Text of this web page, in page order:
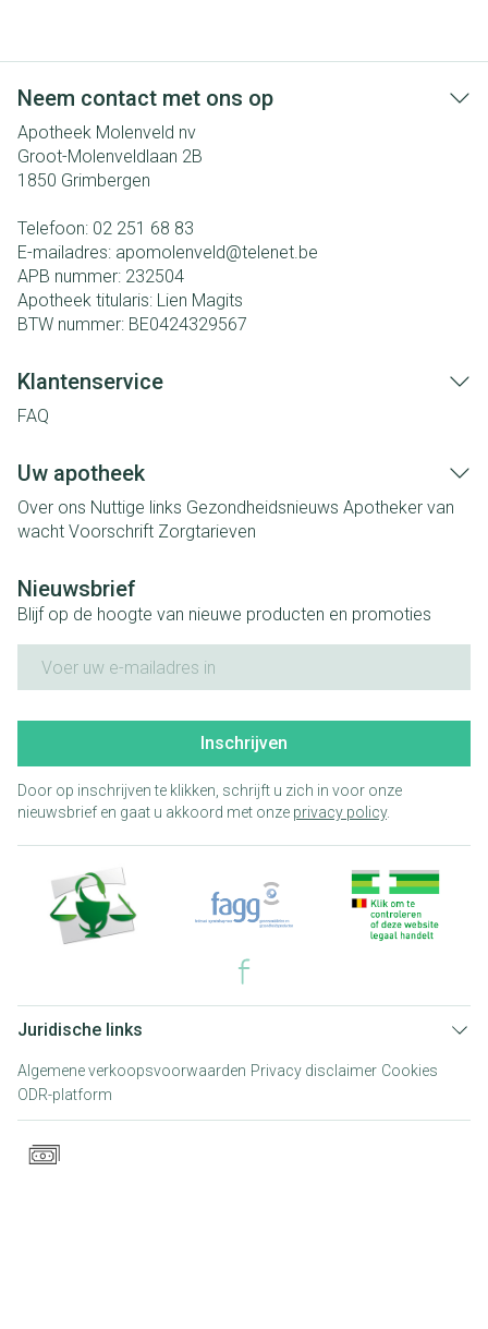
Neem contact met ons op
Apotheek Molenveld nv
Groot-Molenveldlaan 2B
1850 Grimbergen
Telefoon: 02 251 68 83
E-mailadres: apomolenveld@telenet.be
APB nummer: 232504
Apotheek titularis: Lien Magits
BTW nummer: BE0424329567
Klantenservice
FAQ
Uw apotheek
Over ons Nuttige links Gezondheidsnieuws Apotheker van
wacht Voorschrift Zorgtarieven
Nieuwsbrief
Blijf op de hoogte van nieuwe producten en promoties
Inschrijven
Door op inschrijven te klikken, schrijft u zich in voor onze
nieuwsbrief en gaat u akkoord met onze privacy policy.
Juridische links
Algemene verkoopsvoorwaarden Privacy disclaimer Cookies
ODR-platform